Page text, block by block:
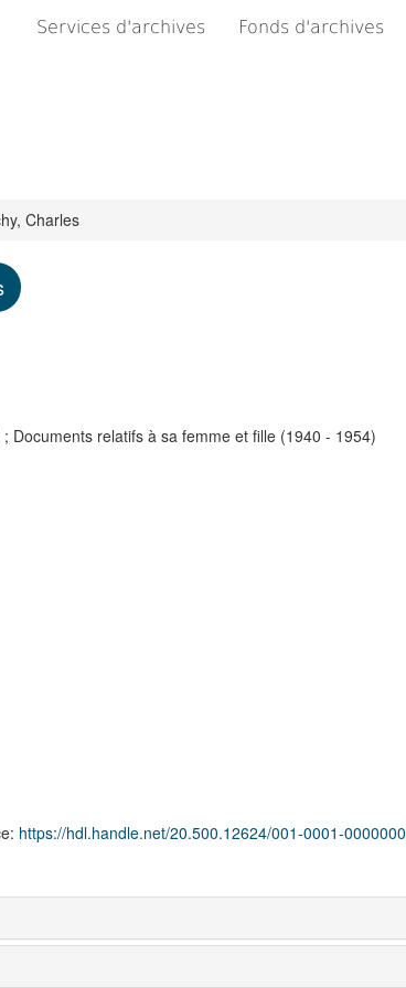
Services d'archives Fonds d'archives
Charles
Documents relatifs à sa femme et fille (1940 - 1954)
https://hdl.handle.net/20.500.12624/001-0001-